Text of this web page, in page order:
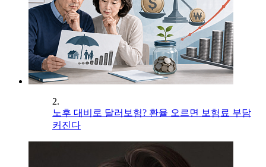
2.
노후 대비로 달러보험? 환율 오르면 보험료 부담
커진다